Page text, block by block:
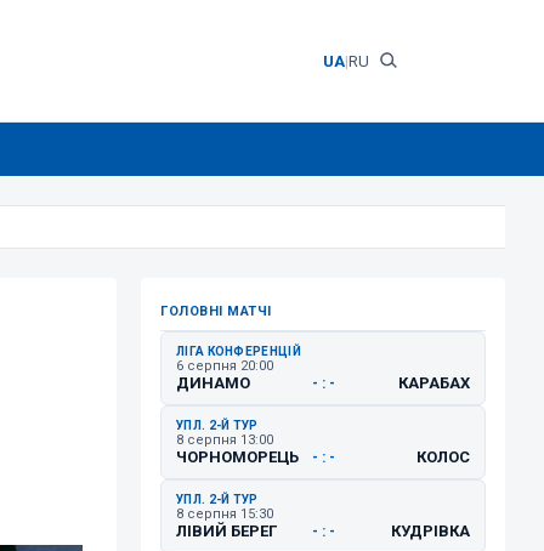
UA|RU
ГОЛОВНІ МАТЧІ
ЛІГА КОНФЕРЕНЦІЙ
6 серпня 20:00
ДИНАМО - : - КАРАБАХ
УПЛ. 2-Й ТУР
8 серпня 13:00
ЧОРНОМОРЕЦЬ - : - КОЛОС
УПЛ. 2-Й ТУР
8 серпня 15:30
ЛІВИЙ БЕРЕГ - : - КУДРІВКА